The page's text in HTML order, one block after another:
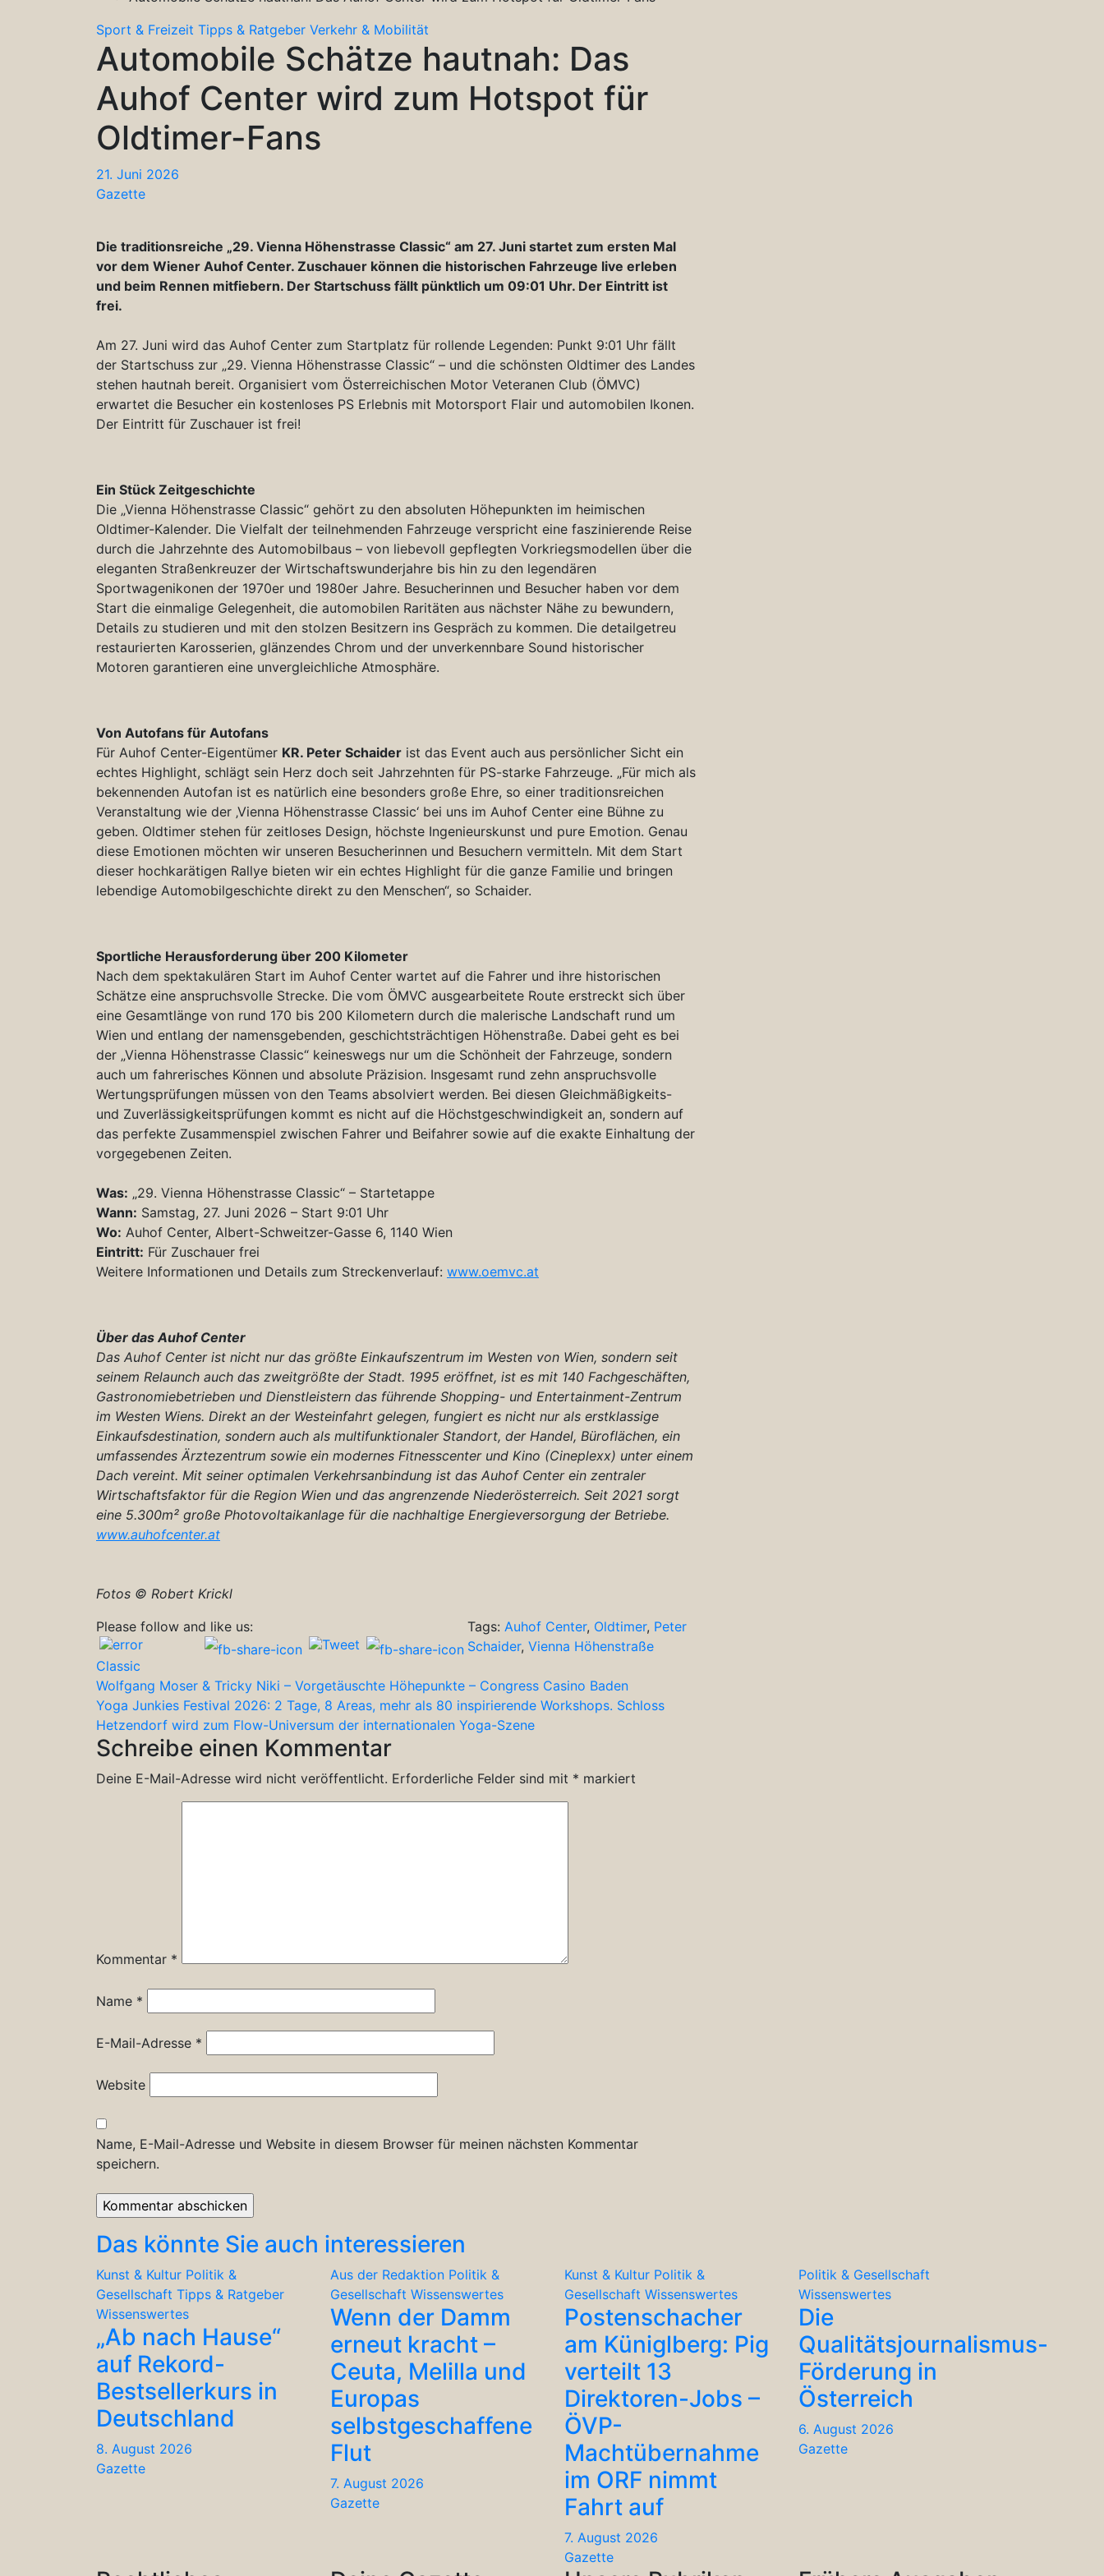
Sport & Freizeit Tipps & Ratgeber Verkehr & Mobilität
Automobile Schätze hautnah: Das
Auhof Center wird zum Hotspot für
Oldtimer-Fans
21. Juni 2026
Gazette
Die traditionsreiche „29. Vienna Höhenstrasse Classic“ am 27. Juni startet zum ersten Mal
vor dem Wiener Auhof Center. Zuschauer können die historischen Fahrzeuge live erleben
und beim Rennen mitfiebern. Der Startschuss fällt pünktlich um 09:01 Uhr. Der Eintritt ist
frei.
Am 27. Juni wird das Auhof Center zum Startplatz für rollende Legenden: Punkt 9:01 Uhr fällt
der Startschuss zur „29. Vienna Höhenstrasse Classic“ – und die schönsten Oldtimer des Landes
stehen hautnah bereit. Organisiert vom Österreichischen Motor Veteranen Club (ÖMVC)
erwartet die Besucher ein kostenloses PS Erlebnis mit Motorsport Flair und automobilen Ikonen.
Der Eintritt für Zuschauer ist frei!
Ein Stück Zeitgeschichte
Die „Vienna Höhenstrasse Classic“ gehört zu den absoluten Höhepunkten im heimischen
Oldtimer-Kalender. Die Vielfalt der teilnehmenden Fahrzeuge verspricht eine faszinierende Reise
durch die Jahrzehnte des Automobilbaus – von liebevoll gepflegten Vorkriegsmodellen über die
eleganten Straßenkreuzer der Wirtschaftswunderjahre bis hin zu den legendären
Sportwagenikonen der 1970er und 1980er Jahre. Besucherinnen und Besucher haben vor dem
Start die einmalige Gelegenheit, die automobilen Raritäten aus nächster Nähe zu bewundern,
Details zu studieren und mit den stolzen Besitzern ins Gespräch zu kommen. Die detailgetreu
restaurierten Karosserien, glänzendes Chrom und der unverkennbare Sound historischer
Motoren garantieren eine unvergleichliche Atmosphäre.
Von Autofans für Autofans
Für Auhof Center-Eigentümer KR. Peter Schaider ist das Event auch aus persönlicher Sicht ein
echtes Highlight, schlägt sein Herz doch seit Jahrzehnten für PS-starke Fahrzeuge. „Für mich als
bekennenden Autofan ist es natürlich eine besonders große Ehre, so einer traditionsreichen
Veranstaltung wie der ‚Vienna Höhenstrasse Classic‘ bei uns im Auhof Center eine Bühne zu
geben. Oldtimer stehen für zeitloses Design, höchste Ingenieurskunst und pure Emotion. Genau
diese Emotionen möchten wir unseren Besucherinnen und Besuchern vermitteln. Mit dem Start
dieser hochkarätigen Rallye bieten wir ein echtes Highlight für die ganze Familie und bringen
lebendige Automobilgeschichte direkt zu den Menschen“, so Schaider.
Sportliche Herausforderung über 200 Kilometer
Nach dem spektakulären Start im Auhof Center wartet auf die Fahrer und ihre historischen
Schätze eine anspruchsvolle Strecke. Die vom ÖMVC ausgearbeitete Route erstreckt sich über
eine Gesamtlänge von rund 170 bis 200 Kilometern durch die malerische Landschaft rund um
Wien und entlang der namensgebenden, geschichtsträchtigen Höhenstraße. Dabei geht es bei
der „Vienna Höhenstrasse Classic“ keineswegs nur um die Schönheit der Fahrzeuge, sondern
auch um fahrerisches Können und absolute Präzision. Insgesamt rund zehn anspruchsvolle
Wertungsprüfungen müssen von den Teams absolviert werden. Bei diesen Gleichmäßigkeits-
und Zuverlässigkeitsprüfungen kommt es nicht auf die Höchstgeschwindigkeit an, sondern auf
das perfekte Zusammenspiel zwischen Fahrer und Beifahrer sowie auf die exakte Einhaltung der
vorgegebenen Zeiten.
Was: „29. Vienna Höhenstrasse Classic“ – Startetappe
Wann: Samstag, 27. Juni 2026 – Start 9:01 Uhr
Wo: Auhof Center, Albert-Schweitzer-Gasse 6, 1140 Wien
Eintritt: Für Zuschauer frei
Weitere Informationen und Details zum Streckenverlauf: www.oemvc.at
Über das Auhof Center
Das Auhof Center ist nicht nur das größte Einkaufszentrum im Westen von Wien, sondern seit
seinem Relaunch auch das zweitgrößte der Stadt. 1995 eröffnet, ist es mit 140 Fachgeschäften,
Gastronomiebetrieben und Dienstleistern das führende Shopping- und Entertainment-Zentrum
im Westen Wiens. Direkt an der Westeinfahrt gelegen, fungiert es nicht nur als erstklassige
Einkaufsdestination, sondern auch als multifunktionaler Standort, der Handel, Büroflächen, ein
umfassendes Ärztezentrum sowie ein modernes Fitnesscenter und Kino (Cineplexx) unter einem
Dach vereint. Mit seiner optimalen Verkehrsanbindung ist das Auhof Center ein zentraler
Wirtschaftsfaktor für die Region Wien und das angrenzende Niederösterreich. Seit 2021 sorgt
eine 5.300m² große Photovoltaikanlage für die nachhaltige Energieversorgung der Betriebe.
www.auhofcenter.at
Fotos © Robert Krickl
Please follow and like us:
Tags: Auhof Center, Oldtimer, Peter
Schaider, Vienna Höhenstraße
Classic
Beitragsnavigation
Wolfgang Moser & Tricky Niki – Vorgetäuschte Höhepunkte – Congress Casino Baden
Yoga Junkies Festival 2026: 2 Tage, 8 Areas, mehr als 80 inspirierende Workshops. Schloss
Hetzendorf wird zum Flow-Universum der internationalen Yoga-Szene
Schreibe einen Kommentar
Deine E-Mail-Adresse wird nicht veröffentlicht. Erforderliche Felder sind mit * markiert
Kommentar *
Name *
E-Mail-Adresse *
Website
Name, E-Mail-Adresse und Website in diesem Browser für meinen nächsten Kommentar
speichern.
Das könnte Sie auch interessieren
Kunst & Kultur Politik &
Gesellschaft Tipps & Ratgeber
Wissenswertes
„Ab nach Hause“
auf Rekord-
Bestsellerkurs in
Deutschland
8. August 2026
Gazette
Aus der Redaktion Politik &
Gesellschaft Wissenswertes
Wenn der Damm
erneut kracht –
Ceuta, Melilla und
Europas
selbstgeschaffene
Flut
7. August 2026
Gazette
Kunst & Kultur Politik &
Gesellschaft Wissenswertes
Postenschacher
am Küniglberg: Pig
verteilt 13
Direktoren-Jobs –
ÖVP-
Machtübernahme
im ORF nimmt
Fahrt auf
7. August 2026
Gazette
Politik & Gesellschaft
Wissenswertes
Die
Qualitätsjournalismus-
Förderung in
Österreich
6. August 2026
Gazette